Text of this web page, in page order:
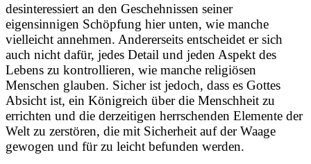
desinteressiert an den Geschehnissen seiner
eigensinnigen Schöpfung hier unten, wie manche
vielleicht annehmen. Andererseits entscheidet er sich
auch nicht dafür, jedes Detail und jeden Aspekt des
Lebens zu kontrollieren, wie manche religiösen
Menschen glauben. Sicher ist jedoch, dass es Gottes
Absicht ist, ein Königreich über die Menschheit zu
errichten und die derzeitigen herrschenden Elemente der
Welt zu zerstören, die mit Sicherheit auf der Waage
gewogen und für zu leicht befunden werden.